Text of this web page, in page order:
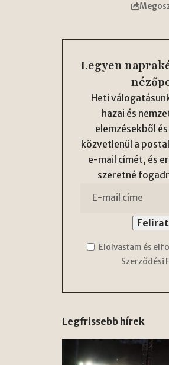
Legyen
Heti
hazai és
elemzésekből
közvetlenül a
e-mail címét, és
szeretné
Elolvastam és
Szerződési
Legfrissebb hírek